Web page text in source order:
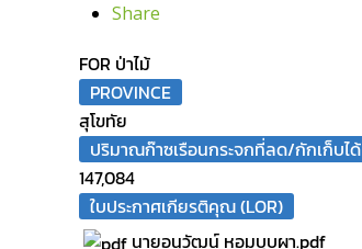
Share
FOR ป่าไม้
PROVINCE
สุโขทัย
ปริมาณก๊าซเรือนกระจกที่ลด/กักเก็บได้
147,084
ใบประกาศเกียรติคุณ (LOR)
นายอนุวัฒน์ หอมบุบผา.pdf